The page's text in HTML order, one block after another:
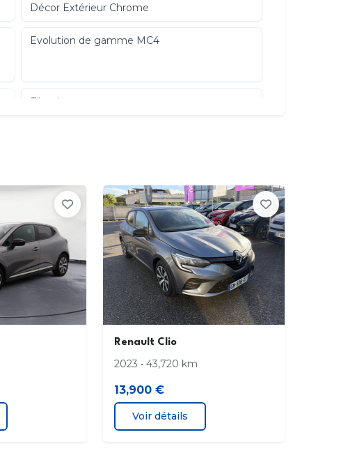
Décor Extérieur Chrome
Evolution de gamme MC4
Filet de rangement
Peinture opaque
Rétroviseurs extérieurs dégivrants
Roues Alu 16"
Siège conducteur réglable en hauteur
Vitres AR surteintéesRenault Clio
2023 • 43,720 km
13,900 €
Voir détails